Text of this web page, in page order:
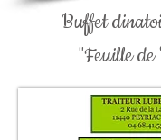
Buffet
"Feuille